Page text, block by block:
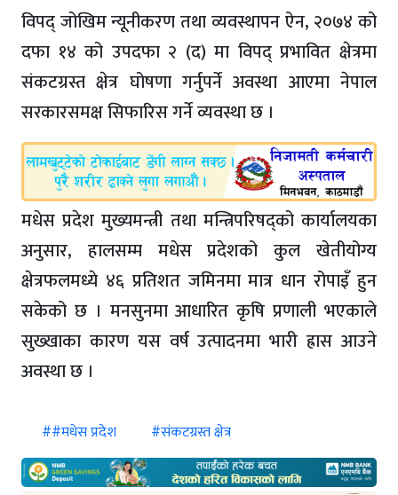
विपद् जोखिम न्यूनीकरण तथा व्यवस्थापन ऐन, २०७४ को
दफा १४ को उपदफा २ (द) मा विपद् प्रभावित क्षेत्रमा
संकटग्रस्त क्षेत्र घोषणा गर्नुपर्ने अवस्था आएमा नेपाल
सरकारसमक्ष सिफारिस गर्ने व्यवस्था छ ।
मधेस प्रदेश मुख्यमन्त्री तथा मन्त्रिपरिषद्को कार्यालयका
अनुसार, हालसम्म मधेस प्रदेशको कुल खेतीयोग्य
क्षेत्रफलमध्ये ४६ प्रतिशत जमिनमा मात्र धान रोपाइँ हुन
सकेको छ । मनसुनमा आधारित कृषि प्रणाली भएकाले
सुख्खाका कारण यस वर्ष उत्पादनमा भारी ह्रास आउने
अवस्था छ ।
##मधेस प्रदेश #संकटग्रस्त क्षेत्र